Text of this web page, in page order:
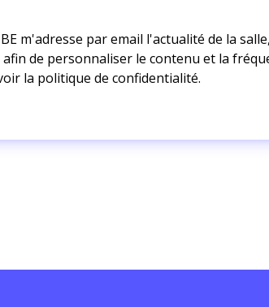
m'adresse par email l'actualité de la
de personnaliser le contenu et la
la politique de confidentialité.